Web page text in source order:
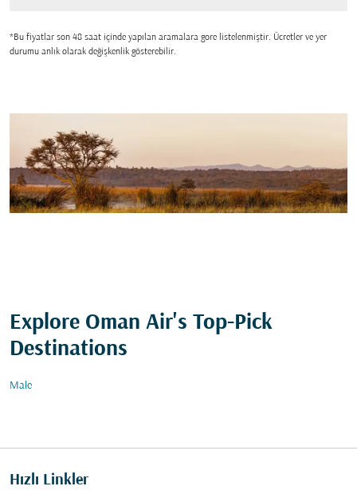
*Bu fiyatlar son 48 saat içinde yapılan aramalara gore listelenmiştir. Ücretler ve yer
durumu anlık olarak değişkenlik gösterebilir.
Explore Oman Air's Top-Pick
Destinations
Male
Hızlı Linkler